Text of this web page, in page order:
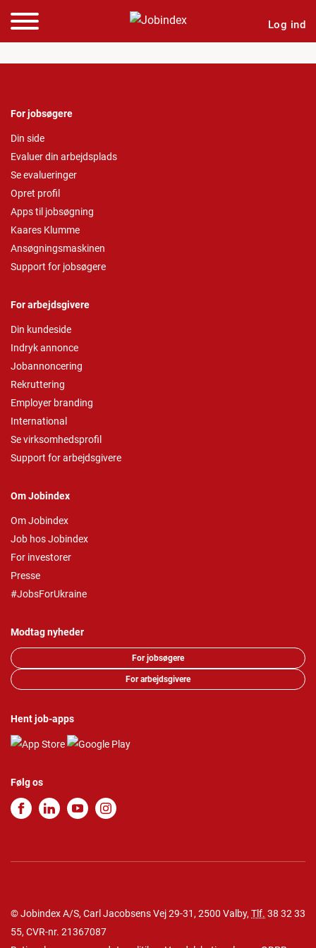
Log ind
For jobsøgere
Din side
Evaluer din arbejdsplads
Se evalueringer
Opret profil
Apps til jobsøgning
Kaares Klumme
Ansøgningsmaskinen
Support for jobsøgere
For arbejdsgivere
Din kundeside
Indryk annonce
Jobannoncering
Rekruttering
Employer branding
International
Se virksomhedsprofil
Support for arbejdsgivere
Om Jobindex
Om Jobindex
Job hos Jobindex
For investorer
Presse
#JobsForUkraine
Modtag nyheder
For jobsøgere
For arbejdsgivere
Hent job-apps
Følg os
© Jobindex A/S, Carl Jacobsens Vej 29-31, 2500 Valby, Tlf. 38 32 33
55, CVR-nr. 21367087